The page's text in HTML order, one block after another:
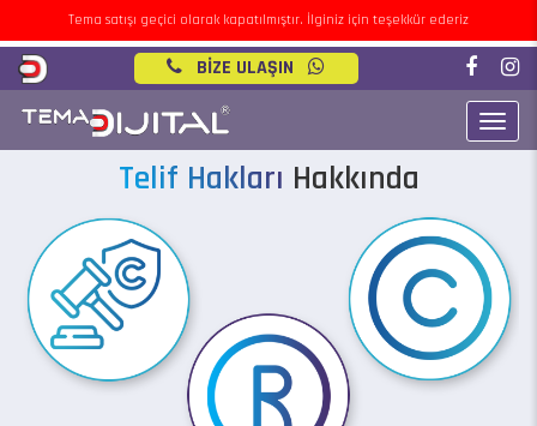
BİZE ULAŞIN
Telif Hakları Hakkında
Tema satışı geçici olarak kapatılmıştır. İlginiz için teşekkür ederiz